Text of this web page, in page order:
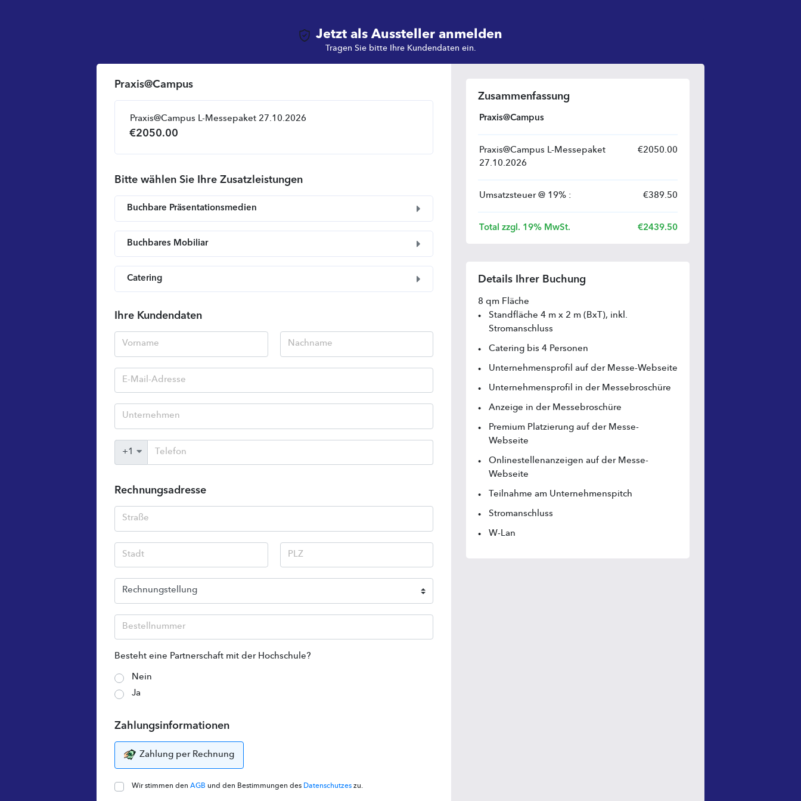
Jetzt als Aussteller anmelden
Tragen Sie bitte Ihre Kundendaten ein.
Praxis@Campus
Praxis@Campus L-Messepaket 27.10.2026
€2050.00
Bitte wählen Sie Ihre Zusatzleistungen
Buchbare Präsentationsmedien
Buchbares Mobiliar
Catering
Ihre Kundendaten
Rechnungsadresse
Besteht eine Partnerschaft mit der Hochschule?
Nein
Ja
Zahlungsinformationen
Zahlung per Rechnung
Wir stimmen den AGB und den Bestimmungen des Datenschutzes zu.
Zusammenfassung
Praxis@Campus
Praxis@Campus L-Messepaket
27.10.2026
€2050.00
Umsatzsteuer@ 19% : €389.50
Total zzgl. 19% MwSt. €2439.50
Details Ihrer Buchung
8 qm Fläche
Standfläche 4 m x 2 m (BxT), inkl.
Stromanschluss
Catering bis 4 Personen
Unternehmensprofil auf der Messe-Webseite
Unternehmensprofil in der Messebroschüre
Anzeige in der Messebroschüre
Premium Platzierung auf der Messe-
Webseite
Onlinestellenanzeigen auf der Messe-
Webseite
Teilnahme am Unternehmenspitch
Stromanschluss
W-Lan